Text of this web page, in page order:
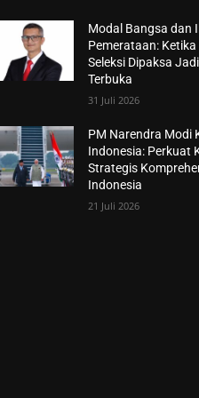
Modal Bangsa dan
Pemerataan: Ketika
Seleksi Dipaksa
Terbuka
31 Juli 2026
PM Narendra Modi
Indonesia: Perkuat
Strategis
Indonesia
21 Juli 2026